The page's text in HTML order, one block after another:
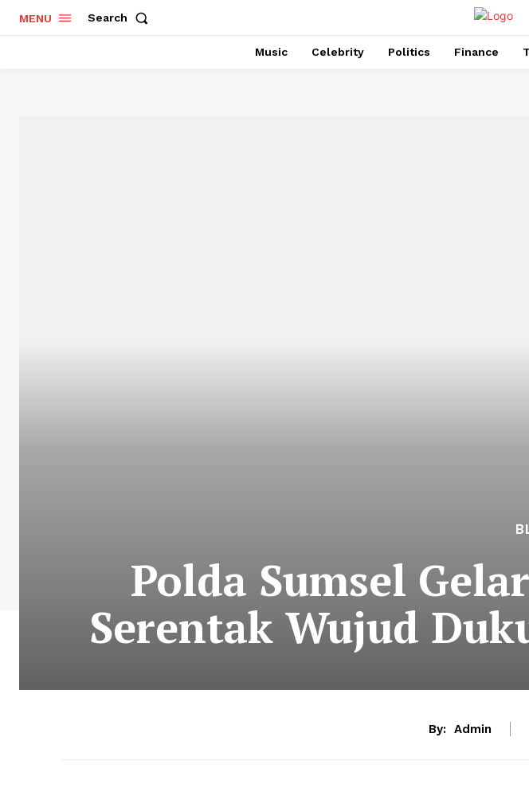
MENU Search
Music Celebrity Politics Finance
Polda Sumsel
Serentak Wujud
By: Admin